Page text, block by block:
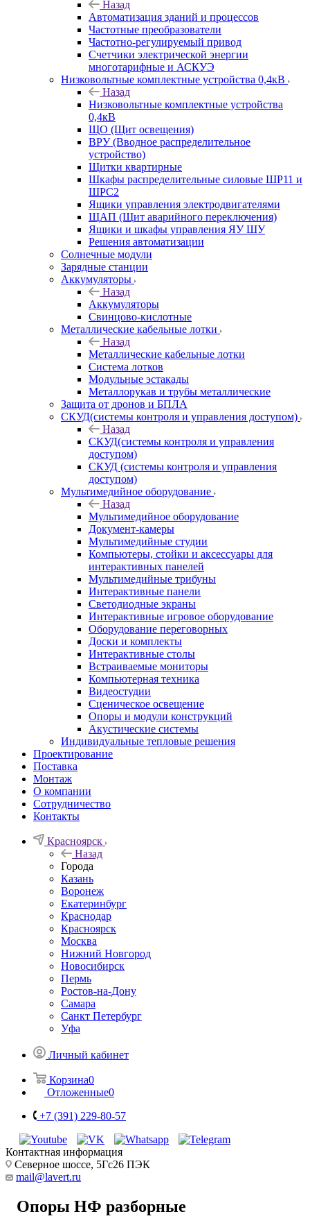
Назад
Автоматизация зданий и процессов
Частотные преобразователи
Частотно-регулируемый привод
Счетчики электрической энергии
многотарифные и АСКУЭ
Низковольтные комплектные устройства 0,4кВ
Назад
Низковольтные комплектные устройства
0,4кВ
ЩО (Щит освещения)
ВРУ (Вводное распределительное
устройство)
Щитки квартирные
Шкафы распределительные силовые ШР11 и
ШРС2
Ящики управления электродвигателями
ЩАП (Щит аварийного переключения)
Ящики и шкафы управления ЯУ ШУ
Решения автоматизации
Солнечные модули
Зарядные станции
Аккумуляторы
Назад
Аккумуляторы
Свинцово-кислотные
Металлические кабельные лотки
Назад
Металлические кабельные лотки
Система лотков
Модульные эстакады
Металлорукав и трубы металлические
Защита от дронов и БПЛА
СКУД(системы контроля и управления доступом)
Назад
СКУД(системы контроля и управления
доступом)
СКУД (системы контроля и управления
доступом)
Мультимедийное оборудование
Назад
Мультимедийное оборудование
Документ-камеры
Мультимедийные студии
Компьютеры, стойки и аксессуары для
интерактивных панелей
Мультимедийные трибуны
Интерактивные панели
Светодиодные экраны
Интерактивные игровое оборудование
Оборудование переговорных
Доски и комплекты
Интерактивные столы
Встраиваемые мониторы
Компьютерная техника
Видеостудии
Cценическое освещение
Опоры и модули конструкций
Акустические системы
Индивидуальные тепловые решения
Проектирование
Поставка
Монтаж
О компании
Сотрудничество
Контакты
Красноярск
Назад
Города
Казань
Воронеж
Екатеринбург
Краснодар
Красноярск
Москва
Нижний Новгород
Новосибирск
Пермь
Ростов-на-Дону
Самара
Санкт Петербург
Уфа
Личный кабинет
Корзина0
Отложенные0
+7 (391) 229-80-57
Контактная информация
Северное шоссе, 5Гс26 ПЭК
mail@lavert.ru
Опоры НФ разборные